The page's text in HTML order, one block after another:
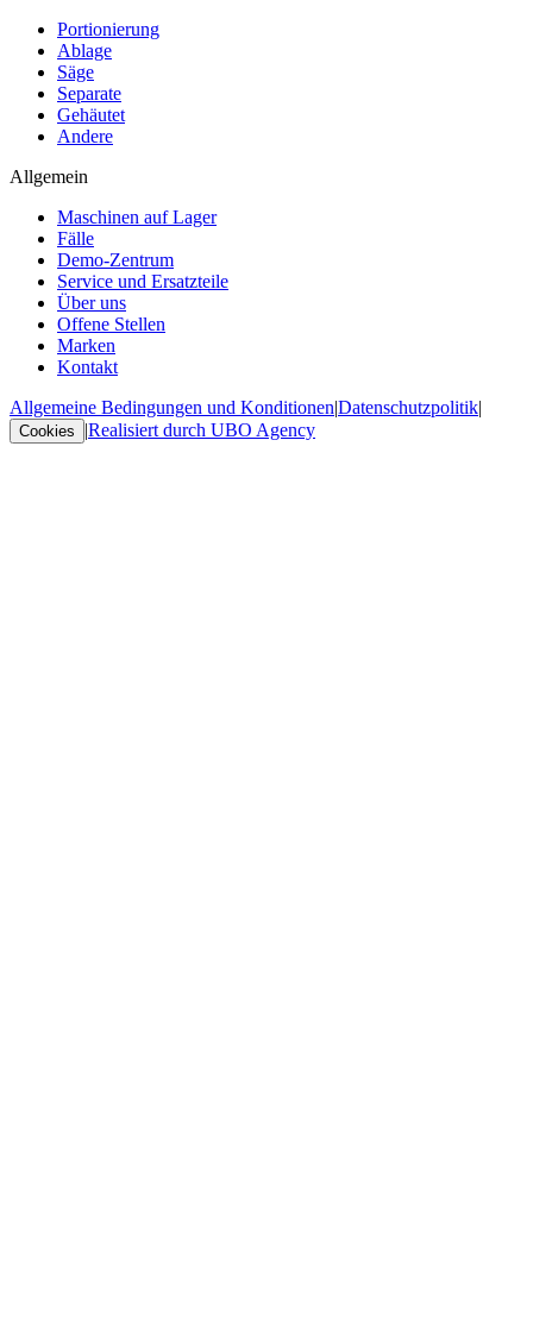
Portionierung
Ablage
Säge
Separate
Gehäutet
Andere
Allgemein
Maschinen auf Lager
Fälle
Demo-Zentrum
Service und Ersatzteile
Über uns
Offene Stellen
Marken
Kontakt
Allgemeine Bedingungen und Konditionen|Datenschutzpolitik|
Cookies |Realisiert durch UBO Agency